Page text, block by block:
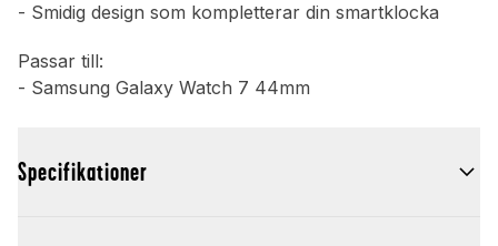
- Smidig design som kompletterar din smartklocka
Passar till:
- Samsung Galaxy Watch 7 44mm
Specifikationer